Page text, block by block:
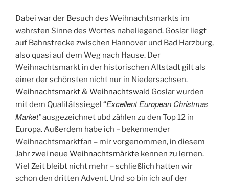
Dabei war der Besuch des Weihnachtsmarkts im
wahrsten Sinne des Wortes naheliegend. Goslar liegt
auf Bahnstrecke zwischen Hannover und Bad Harzburg,
also quasi auf dem Weg nach Hause. Der
Weihnachtsmarkt in der historischen Altstadt gilt als
einer der schönsten nicht nur in Niedersachsen.
Weihnachtsmarkt & Weihnachtswald Goslar wurden
mit dem Qualitätssiegel “Excellent European Christmas
Market”ausgezeichnet ubd zählen zu den Top 12 in
Europa. Außerdem habe ich – bekennender
Weihnachtsmarktfan – mir vorgenommen, in diesem
Jahrzwei neue Weihnachtsmärkte kennen zu lernen.
Viel Zeit bleibt nicht mehr – schließlich hatten wir
schon den dritten Advent. Und so bin ich auf der